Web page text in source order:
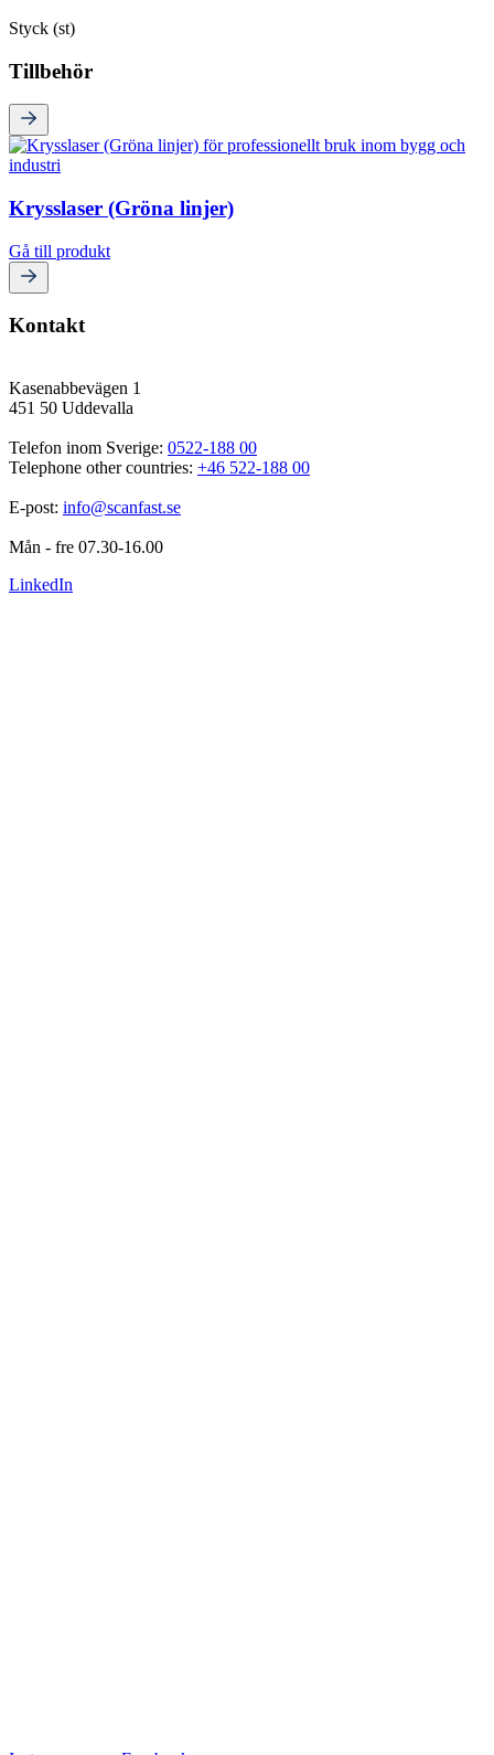
Styck (st)
Tillbehör
Krysslaser (Gröna linjer)
Gå till produkt
Kontakt
Kasenabbevägen 1
451 50 Uddevalla
Telefon inom Sverige: 0522-188 00
Telephone other countries: +46 522-188 00
E-post: info@scanfast.se
Mån - fre 07.30-16.00
LinkedIn